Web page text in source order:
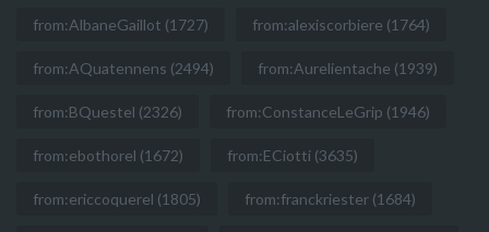
from:AlbaneGaillot (1727) from:alexiscorbiere (1764)
from:AQuatennens (2494) from:Aurelientache (1939)
from:BQuestel (2326) from:ConstanceLeGrip (1946)
from:ebothorel (1672) from:ECiotti (3635)
from:ericcoquerel (1805) from:franckriester (1684)